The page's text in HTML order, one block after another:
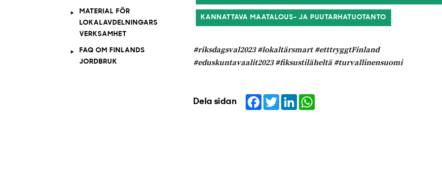
KANNATTAVA MAATALOUS- JA PUUTARHATUOTANTO
#riksdagsval2023 #lokaltärsmart #etttryggtFinland
#eduskuntavaalit2023 #fiksustiläheltä #turvallinensuomi
Dela sidan Facebook
TwitterLinkedIn
MATERIAL FÖR
LOKALAVDELNINGARS
VERKSAMHET
FAQ OM FINLANDS
JORDBRUK